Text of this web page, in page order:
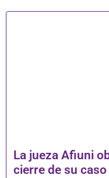
La jueza Afiuni
cierre de su